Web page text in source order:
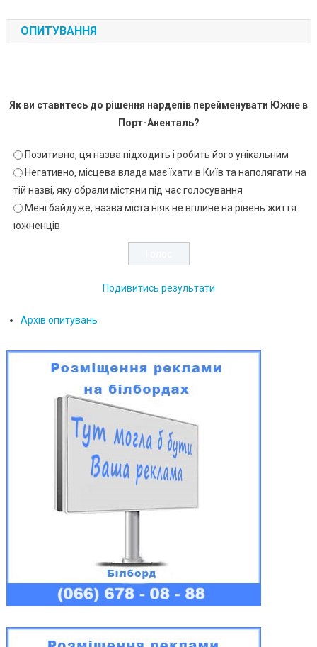
ОПИТУВАННЯ
Як ви ставитесь до рішення нардепів перейменувати Южне в
Порт-Аненталь?
Позитивно, ця назва підходить і робить його унікальним
Негативно, місцева влада має їхати в Київ та наполягати на
тій назві, яку обрали містяни під час голосування
Мені байдуже, назва міста ніяк не вплине на рівень життя
южненців
Подивитись результати
Архів опитувань